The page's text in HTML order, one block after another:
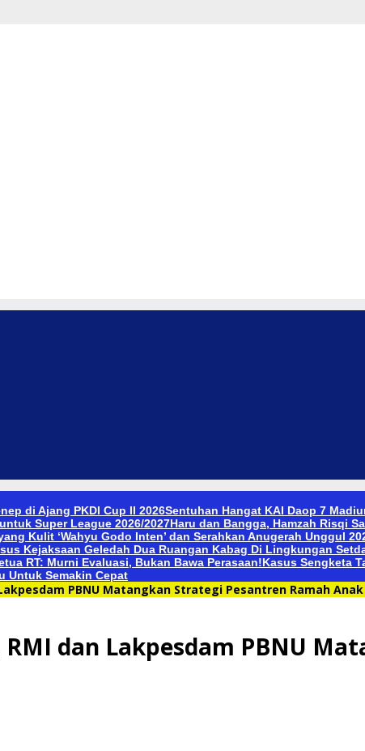
di Ajang PKDI Cup II 2026Sentuhan Hangat KAI Daop 7
Super League 2026/2027Haru dan Bangga, Hamzah Risqi
Kulit ‘Wahyu Godo Inten’ dan Serahkan Anugerah Unggul
Kejaksaan Geledah Dua Ruangan Kabag Di Lingkungan
RT: Murni Evaluasi, Bukan Bawa Perasaan!Kasus Sengketa
Untuk Semakin Cepat
PBNU Matangkan Strategi Pesantren Ramah Anak
RMI dan Lakpesdam PBNU